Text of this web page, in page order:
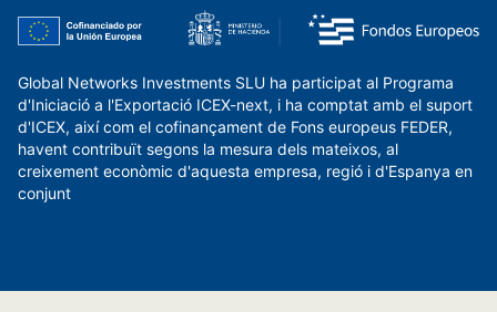
Global Networks Investments SLU ha participat al Programa
d'Iniciació a l'Exportació ICEX-next, i ha comptat amb el suport
d'ICEX, així com el cofinançament de Fons europeus FEDER,
havent contribuït segons la mesura dels mateixos, al
creixement econòmic d'aquesta empresa, regió i d'Espanya en
conjunt